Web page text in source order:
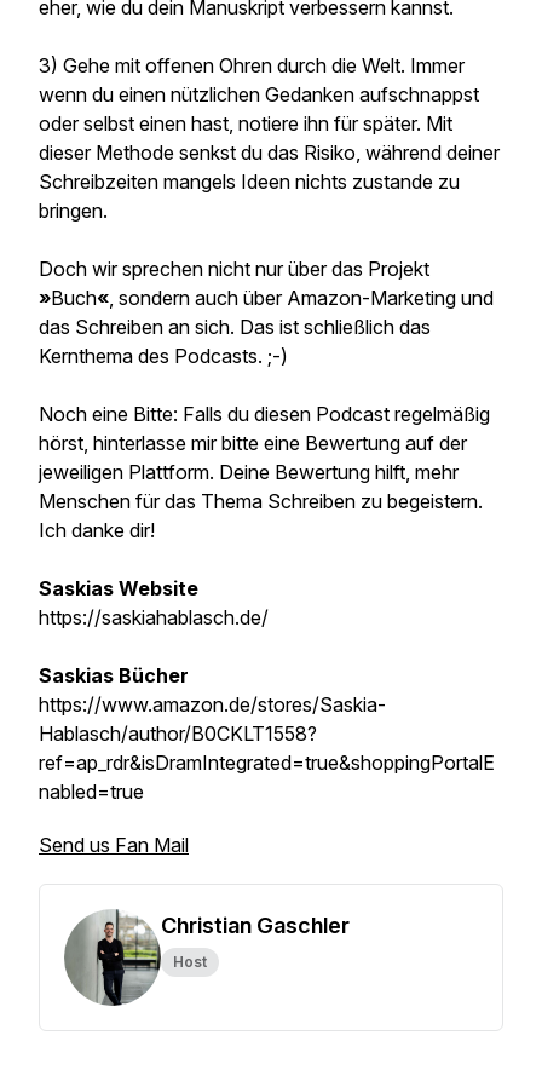
eher, wie du dein Manuskript verbessern kannst.
3) Gehe mit offenen Ohren durch die Welt. Immer
wenn du einen nützlichen Gedanken aufschnappst
oder selbst einen hast, notiere ihn für später. Mit
dieser Methode senkst du das Risiko, während deiner
Schreibzeiten mangels Ideen nichts zustande zu
bringen.
Doch wir sprechen nicht nur über das Projekt
»Buch«, sondern auch über Amazon-Marketing und
das Schreiben an sich. Das ist schließlich das
Kernthema des Podcasts. ;-)
Noch eine Bitte: Falls du diesen Podcast regelmäßig
hörst, hinterlasse mir bitte eine Bewertung auf der
jeweiligen Plattform. Deine Bewertung hilft, mehr
Menschen für das Thema Schreiben zu begeistern.
Ich danke dir!
Saskias Website
https://saskiahablasch.de/
Saskias Bücher
https://www.amazon.de/stores/Saskia-
Hablasch/author/B0CKLT1558?
ref=ap_rdr&isDramIntegrated=true&shoppingPortalE
nabled=true
Send us Fan Mail
Christian Gaschler
Host